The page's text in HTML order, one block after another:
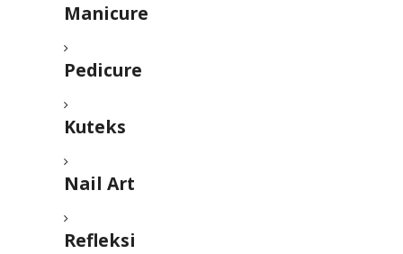
Manicure
Pedicure
Kuteks
Nail Art
Refleksi